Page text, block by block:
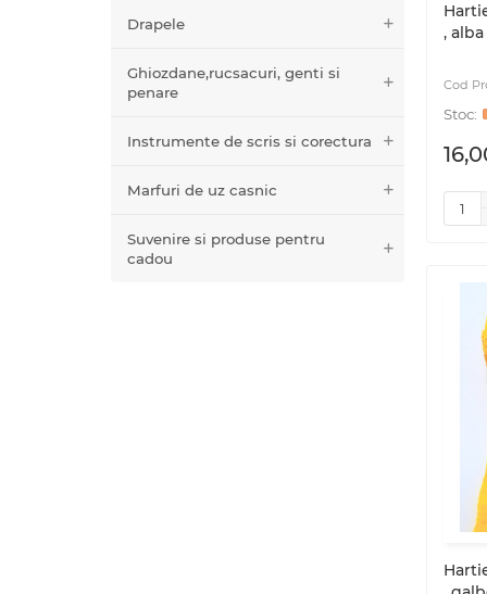
Drapele
Ghiozdane,rucsacuri, genti si
penare
Instrumente de scris si corectura
Marfuri de uz casnic
Suvenire si produse pentru
cadou
, alba